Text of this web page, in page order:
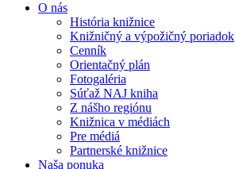
O nás
História knižnice
Knižničný a výpožičný poriadok
Cenník
Orientačný plán
Fotogaléria
Súťaž NAJ kniha
Z nášho regiónu
Knižnica v médiách
Pre médiá
Partnerské knižnice
Naša ponuka